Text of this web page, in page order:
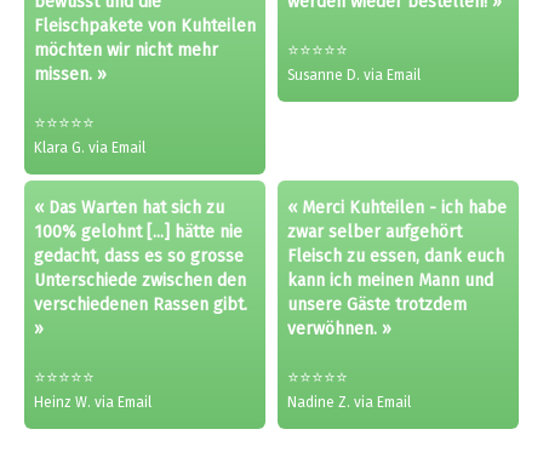
Fleischpakete von Kuhteilen
möchten wir nicht mehr
missen. »
⭐⭐⭐⭐⭐
Klara G. via Email
⭐⭐⭐⭐⭐
Susanne D. via Email
« Das Warten hat sich zu
100% gelohnt [...] hätte nie
gedacht, dass es so grosse
Unterschiede zwischen den
verschiedenen Rassen gibt.
»
⭐⭐⭐⭐⭐
Heinz W. via Email
« Merci Kuhteilen - ich habe
zwar selber aufgehört
Fleisch zu essen, dank euch
kann ich meinen Mann und
unsere Gäste trotzdem
verwöhnen. »
⭐⭐⭐⭐⭐
Nadine Z. via Email